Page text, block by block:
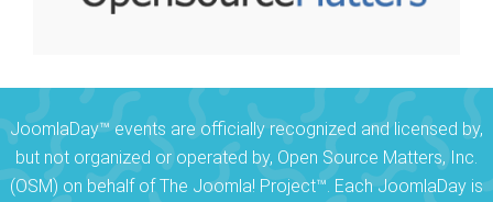
JoomlaDay™ events are officially recognized and licensed by,
but not organized or operated by, Open Source Matters, Inc.
(OSM) on behalf of The Joomla! Project™. Each JoomlaDay is